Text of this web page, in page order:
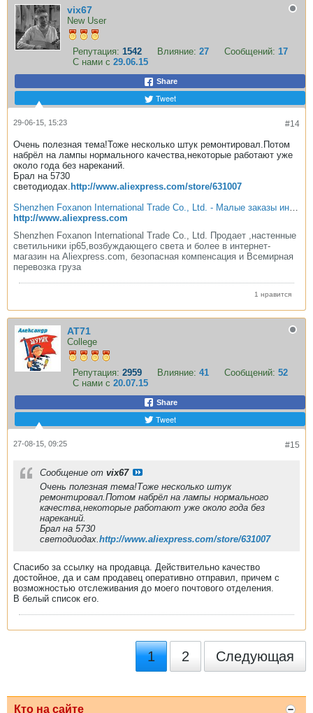
vix67
New User
Репутация: 1542 Влияние: 27 Сообщений: 17
С нами с 29.06.15
Share
Tweet
#14
29-06-15, 15:23
Очень полезная тема!Тоже несколько штук ремонтировал.Потом
набрёл на лампы нормального качества,некоторые работают уже
около года без нареканий.
Брал на 5730
светодиодах. http://www.aliexpress.com/store/631007
Shenzhen Foxanon International Trade Co., Ltd. - Малые заказы интернет-магазин, горячий продавая ,настенные светильники ip65,возбуждающего света и более на Aliexpress.com | Alibaba Group
http://www.aliexpress.com
Shenzhen Foxanon International Trade Co., Ltd. Продает ,настенные
светильники ip65,возбуждающего света и более в интернет-
магазин на Aliexpress.com, безопасная компенсация и Всемирная
перевозка груза
1 нравится
AT71
College
Репутация: 2959 Влияние: 41 Сообщений: 52
С нами с 20.07.15
Share
Tweet
#15
27-08-15, 09:25
Сообщение от vix67
Очень полезная тема!Тоже несколько штук
ремонтировал.Потом набрёл на лампы нормального
качества,некоторые работают уже около года без
нареканий.
Брал на 5730
светодиодах.http://www.aliexpress.com/store/631007
Спасибо за ссылку на продавца. Действительно качество
достойное, да и сам продавец оперативно отправил, причем с
возможностью отслеживания до моего почтового отделения.
В белый список его.
1 2 Следующая
Кто на сайте